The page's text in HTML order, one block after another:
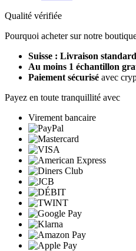
Qualité vérifiée
Pourquoi acheter sur notre
Suisse : Livraison
Au moins 1 échantillon
Paiement sécurisé avec
Payez en toute tranquillité avec
Virement bancaire